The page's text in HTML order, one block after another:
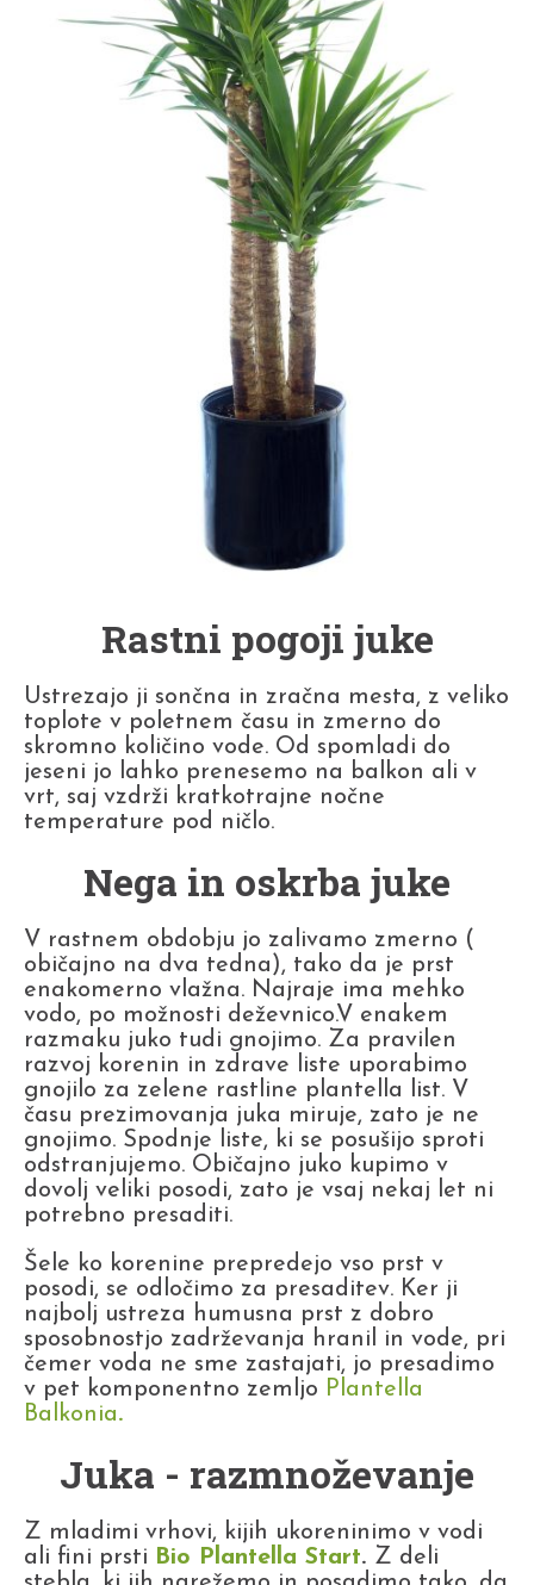
Rastni pogoji juke
Ustrezajo ji sončna in zračna mesta, z veliko
toplote v poletnem času in zmerno do
skromno količino vode. Od spomladi do
jeseni jo lahko prenesemo na balkon ali v
vrt, saj vzdrži kratkotrajne nočne
temperature pod ničlo.
Nega in oskrba juke
V rastnem obdobju jo zalivamo zmerno (
običajno na dva tedna), tako da je prst
enakomerno vlažna. Najraje ima mehko
vodo, po možnosti deževnico.V enakem
razmaku juko tudi gnojimo. Za pravilen
razvoj korenin in zdrave liste uporabimo
gnojilo za zelene rastline plantella list. V
času prezimovanja juka miruje, zato je ne
gnojimo. Spodnje liste, ki se posušijo sproti
odstranjujemo. Običajno juko kupimo v
dovolj veliki posodi, zato je vsaj nekaj let ni
potrebno presaditi.
Šele ko korenine prepredejo vso prst v
posodi, se odločimo za presaditev. Ker ji
najbolj ustreza humusna prst z dobro
sposobnostjo zadrževanja hranil in vode, pri
čemer voda ne sme zastajati, jo presadimo
v pet komponentno zemljo Plantella
Balkonia.
Juka - razmnoževanje
Z mladimi vrhovi, kijih ukoreninimo v vodi
ali fini prsti Bio Plantella Start. Z deli